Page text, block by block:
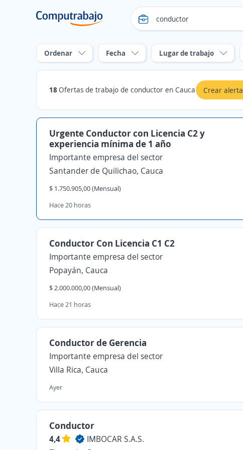
Ordenar Fecha Lugar de trabajo
18 Ofertas de trabajo de conductor en Cauca Crear alerta
Urgente Conductor con Licencia C2 y
experiencia mínima de 1 año
Importante empresa del sector
Santander de Quilichao, Cauca
$ 1.750.905,00 (Mensual)
Hace 20 horas
Conductor Con Licencia C1 C2
Importante empresa del sector
Popayán, Cauca
$ 2.000.000,00 (Mensual)
Hace 21 horas
Conductor de Gerencia
Importante empresa del sector
Villa Rica, Cauca
Ayer
Conductor
4,4
IMBOCAR S.A.S.